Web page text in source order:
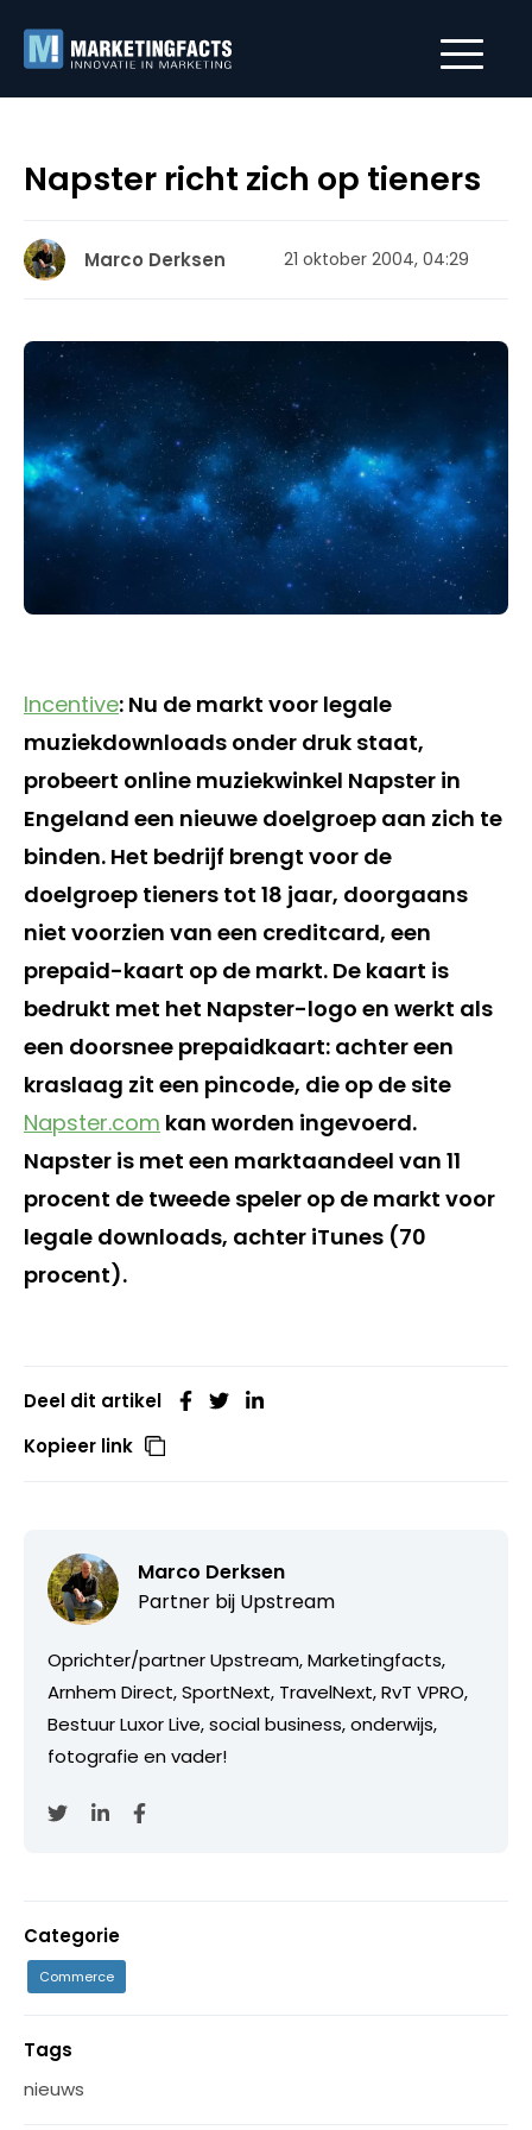
Napster richt zich op tieners
Marco Derksen 21 oktober 2004, 04:29
Incentive: Nu de markt voor legale
muziekdownloads onder druk staat,
probeert online muziekwinkel Napster in
Engeland een nieuwe doelgroep aan zich te
binden. Het bedrijf brengt voor de
doelgroep tieners tot 18 jaar, doorgaans
niet voorzien van een creditcard, een
prepaid-kaart op de markt. De kaart is
bedrukt met het Napster-logo en werkt als
een doorsnee prepaidkaart: achter een
kraslaag zit een pincode, die op de site
Napster.com kan worden ingevoerd.
Napster is met een marktaandeel van 11
procent de tweede speler op de markt voor
legale downloads, achter iTunes (70
procent).
Deel dit artikel
Kopieer link
Marco Derksen
Partner bij Upstream
Oprichter/partner Upstream, Marketingfacts,
Arnhem Direct, SportNext, TravelNext, RvT VPRO,
Bestuur Luxor Live, social business, onderwijs,
fotografie en vader!
Categorie
Commerce
Tags
nieuws